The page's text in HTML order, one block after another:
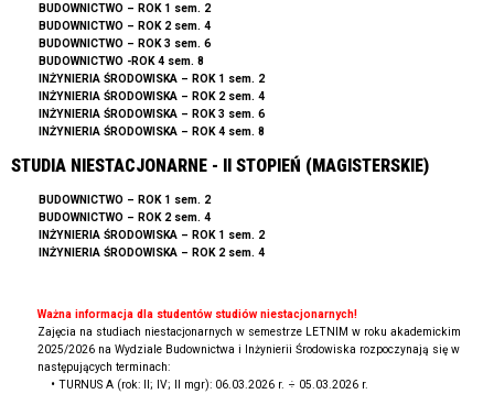
BUDOWNICTWO – ROK 1 sem. 2
BUDOWNICTWO – ROK 2 sem. 4
BUDOWNICTWO – ROK 3 sem. 6
BUDOWNICTWO -ROK 4 sem. 8
INŻYNIERIA ŚRODOWISKA – ROK 1 sem. 2
INŻYNIERIA ŚRODOWISKA – ROK 2 sem. 4
NŻYNIERIA ŚRODOWISKA – ROK 3 sem. 6
INŻYNIERIA ŚRODOWISKA – ROK 4 sem. 8
STUDIA NIESTACJONARNE - II STOPIEŃ (MAGISTERSKIE)
BUDOWNICTWO – ROK 1 sem. 2
BUDOWNICTWO – ROK 2 sem. 4
INŻYNIERIA ŚRODOWISKA – ROK 1 sem. 2
INŻYNIERIA ŚRODOWISKA – ROK 2 sem. 4
Ważna informacja dla studentów studiów niestacjonarnych!
Zajęcia na studiach niestacjonarnych w semestrze LETNIM w roku akademickim
2025/2026 na Wydziale Budownictwa i Inżynierii Środowiska rozpoczynają się w
następujących terminach:
• TURNUS A (rok: II; IV; II mgr): 06.03.2026 r. ÷ 05.03.2026 r.